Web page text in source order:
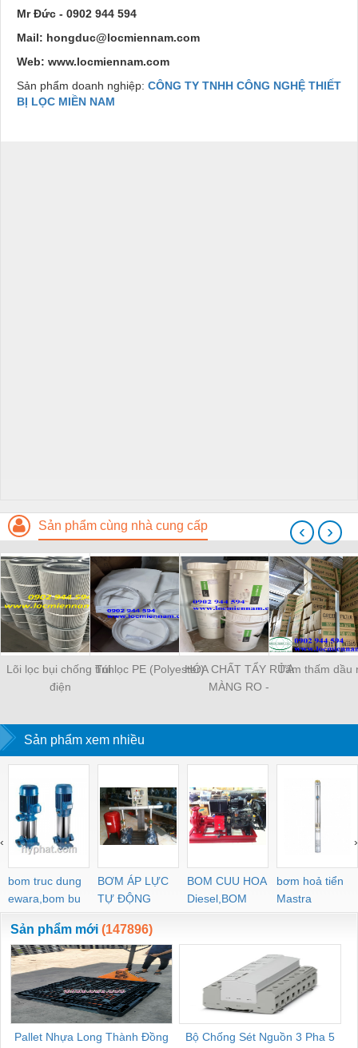
Mr Đức - 0902 944 594
Mail: hongduc@locmiennam.com
Web: www.locmiennam.com
Sản phẩm doanh nghiệp: CÔNG TY TNHH CÔNG NGHỆ THIẾT
BỊ LỌC MIỀN NAM
Sản phẩm cùng nhà cung cấp
Lõi lọc bụi chống tĩnh
điện
Túi lọc PE (Polyester)HÓA CHẤT TẨY RỬA
MÀNG RO -
Tấm thấm dầu
‹ ›
Sản phẩm xem nhiều
bom truc dung
ewara,bom bu
ewara
BƠM ÁP LỰC
TỰ ĐỘNG
BOM CUU HOA
Diesel,BOM
CHUA CHAY
bơm hoả tiển
Mastra
‹ ›
Sản phẩm mới (147896)
Pallet Nhựa Long Thành Đồng
Bộ Chống Sét Nguồn 3 Pha 5